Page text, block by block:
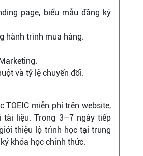
page, biểu mẫu đăng ký
hành trình mua hàng.
và tỷ lệ chuyển đổi.
miễn phí trên website,
tài liệu. Trong 3–7 ngày tiếp
thiệu lộ trình học tại trung
khóa học chính thức.